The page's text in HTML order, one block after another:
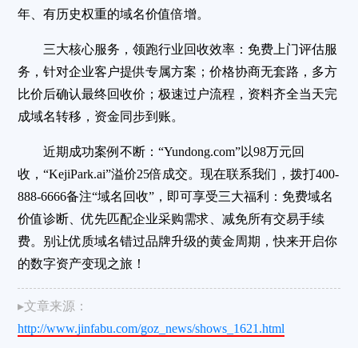
年、有历史权重的域名价值倍增。
三大核心服务，领跑行业回收效率：免费上门评估服
务，针对企业客户提供专属方案；价格协商无套路，多方
比价后确认最终回收价；极速过户流程，资料齐全当天完
成域名转移，资金同步到账。
近期成功案例不断：“Yundong.com”以98万元回
收，“KejiPark.ai”溢价25倍成交。现在联系我们，拨打400-
888-6666备注“域名回收”，即可享受三大福利：免费域名
价值诊断、优先匹配企业采购需求、减免所有交易手续
费。别让优质域名错过品牌升级的黄金周期，快来开启你
的数字资产变现之旅！
▸文章来源：
http://www.jinfabu.com/goz_news/shows_1621.html